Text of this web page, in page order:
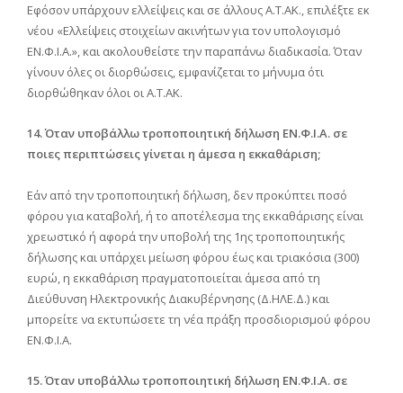
Εφόσον υπάρχουν ελλείψεις και σε άλλους Α.Τ.ΑΚ., επιλέξτε εκ
νέου «Ελλείψεις στοιχείων ακινήτων για τον υπολογισμό
ΕΝ.Φ.Ι.Α.», και ακολουθείστε την παραπάνω διαδικασία. Όταν
γίνουν όλες οι διορθώσεις, εμφανίζεται το μήνυμα ότι
διορθώθηκαν όλοι οι Α.Τ.ΑΚ.
14. Όταν υποβάλλω τροποποιητική δήλωση ΕΝ.Φ.Ι.Α. σε
ποιες περιπτώσεις γίνεται η άμεσα η εκκαθάριση;
Εάν από την τροποποιητική δήλωση, δεν προκύπτει ποσό
φόρου για καταβολή, ή το αποτέλεσμα της εκκαθάρισης είναι
χρεωστικό ή αφορά την υποβολή της 1ης τροποποιητικής
δήλωσης και υπάρχει μείωση φόρου έως και τριακόσια (300)
ευρώ, η εκκαθάριση πραγματοποιείται άμεσα από τη
Διεύθυνση Ηλεκτρονικής Διακυβέρνησης (Δ.ΗΛΕ.Δ.) και
μπορείτε να εκτυπώσετε τη νέα πράξη προσδιορισμού φόρου
ΕΝ.Φ.Ι.Α.
15. Όταν υποβάλλω τροποποιητική δήλωση ΕΝ.Φ.Ι.Α. σε